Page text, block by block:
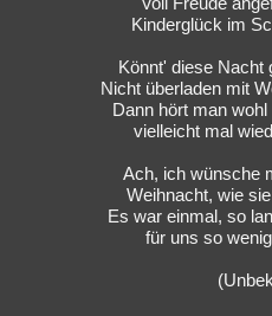
Kinderglück im
Könnt' diese Nacht
Nicht überladen mit
Dann hört man
vielleicht mal
Ach, ich wünsche
Weihnacht, wie
Es war einmal, so
für uns so